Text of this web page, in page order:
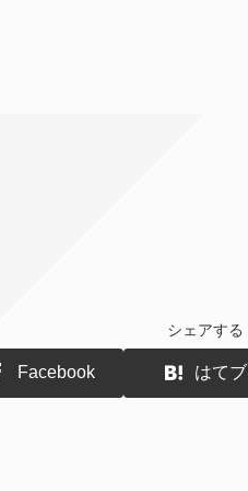
シェアする
Facebook はてブ